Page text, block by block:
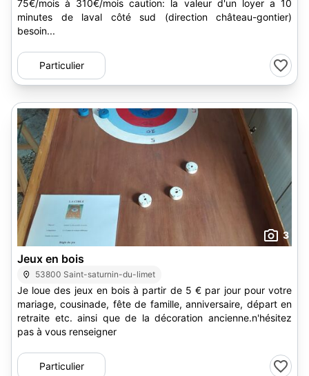
75€/mois à 310€/mois caution: la valeur d'un loyer a 10
minutes de laval côté sud (direction château-gontier)
besoin...
Particulier
3
Jeux en bois
53800 Saint-saturnin-du-limet
Je loue des jeux en bois à partir de 5 € par jour pour votre
mariage, cousinade, fête de famille, anniversaire, départ en
retraite etc. ainsi que de la décoration ancienne.n'hésitez
pas à vous renseigner
Particulier